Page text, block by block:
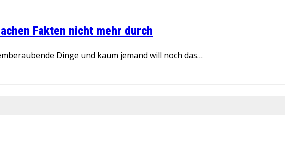
Fakten nicht mehr durch
Dinge und kaum jemand will noch das…